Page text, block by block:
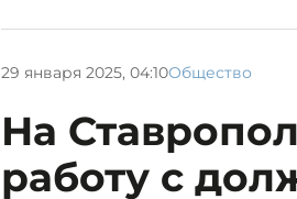
29 января 2025, 04:10Общество
На
работу с